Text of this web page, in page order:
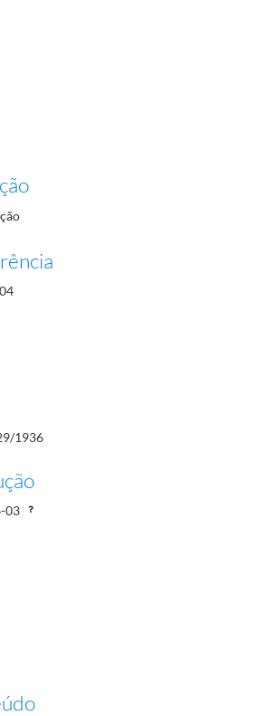
1936/1951
e despesas 1991/1992
1936
03